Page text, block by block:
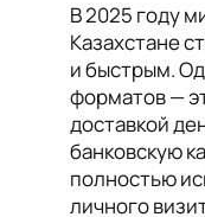
В 2025 году
Казахстане
и быстрым.
форматов —
доставкой
банковскую
полностью
личного